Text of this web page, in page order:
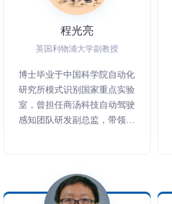
程光亮
英国利物浦大学副教授
博士毕业于中国科学院自动化
研究所模式识别国家重点实验
室，曾担任商汤科技自动驾驶
感知团队研发副总监，带领团
中CCF A类国际期刊和会议
（T-PAMI、IJCV、TIP、